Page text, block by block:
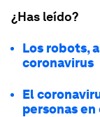
¿Has leído?
Los robots,
coronavirus
El
personas